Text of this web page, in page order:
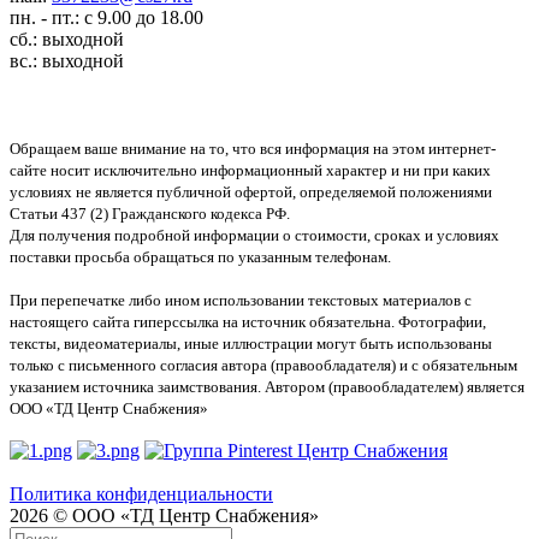
пн. - пт.: с 9.00 до 18.00
сб.: выходной
вс.: выходной
Обращаем ваше внимание на то, что вся информация на этом интернет-
сайте носит исключительно информационный характер и ни при каких
условиях не является публичной офертой, определяемой положениями
Статьи 437 (2) Гражданского кодекса РФ.
Для получения подробной информации о стоимости, сроках и условиях
поставки просьба обращаться по указанным телефонам.
При перепечатке либо ином использовании текстовых материалов с
настоящего сайта гиперссылка на источник обязательна. Фотографии,
тексты, видеоматериалы, иные иллюстрации могут быть использованы
только с письменного согласия автора (правообладателя) и с обязательным
указанием источника заимствования. Автором (правообладателем) является
ООО «ТД Центр Снабжения»
Политика конфиденциальности
2026 © ООО «ТД Центр Снабжения»